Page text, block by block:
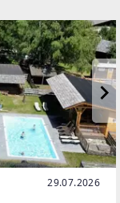
29.07.2026